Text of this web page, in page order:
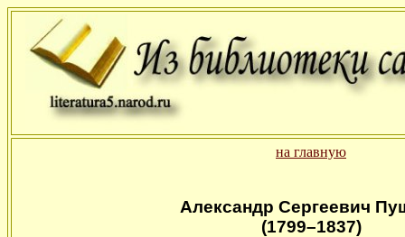
на главную
Александр Сергеевич
(1799–1837)